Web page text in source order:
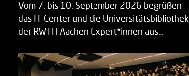
Vom 7. bis 10. September 2026 begrüßen
das IT Center und die Universitätsbibliothek
der RWTH Aachen Expert*innen aus…